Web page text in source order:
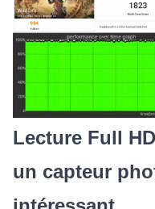
Lecture Full
un capteur